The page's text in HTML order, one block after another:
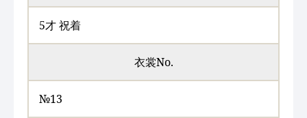
5才 祝着
衣裳No.
№13